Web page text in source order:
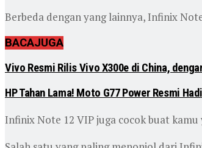
Berbeda dengan yang lainnya, Infinix
BACAJUGA
Vivo Resmi Rilis Vivo X300e di China,
HP Tahan Lama! Moto G77 Power Resmi
Infinix Note 12 VIP juga cocok buat kamu